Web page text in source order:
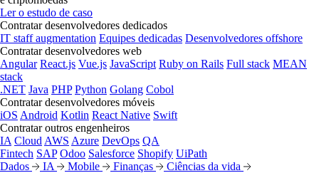
Ler o estudo de caso
Contratar desenvolvedores dedicados
IT staff augmentation Equipes dedicadas Desenvolvedores offshore
Contratar desenvolvedores web
Angular React.js Vue.js JavaScript Ruby on Rails Full stack MEAN
stack
.NET Java PHP Python Golang Cobol
Contratar desenvolvedores móveis
iOS Android Kotlin React Native Swift
Contratar outros engenheiros
IA Cloud AWS Azure DevOps QA
Fintech SAP Odoo Salesforce Shopify UiPath
Dados
IA Mobile Finanças Ciências da vida